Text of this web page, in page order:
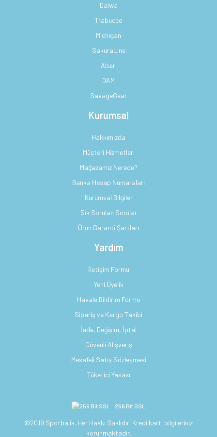
Daiwa
Trabucco
Michigan
SakuraLine
Abari
DAM
SavageGear
Kurumsal
Hakkımızda
Müşteri Hizmetleri
Mağazamız Nerede?
Banka Hesap Numaraları
Kurumsal Bilgiler
Sık Sorulan Sorular
Ürün Garanti Şartları
Yardım
İletişim Formu
Yeni Üyelik
Havale Bildirim Formu
Sipariş ve Kargo Takibi
İade, Değişim, İptal
Güvenli Alışveriş
Mesafeli Satış Sözleşmesi
Tüketici Yasası
256 Bit SSL
©2019 Spotbalik. Her Hakkı Saklıdır. Kredi kartı bilgileriniz
korunmaktadır.